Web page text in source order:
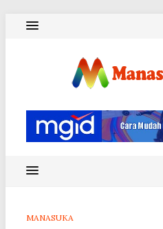
MANASUKA